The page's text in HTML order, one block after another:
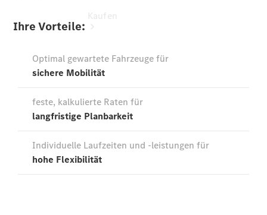
Übersicht
Sterne
Digitale